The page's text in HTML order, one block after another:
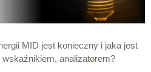
MID jest konieczny i jaka jest
analizatorem?